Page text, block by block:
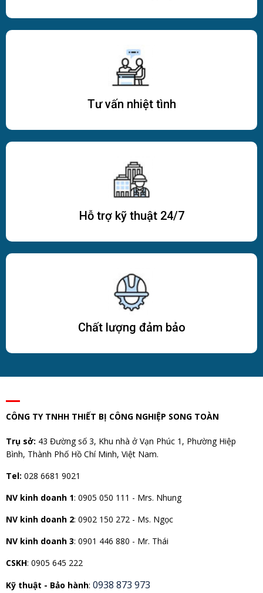
Tư vấn nhiệt tình
Hỗ trợ kỹ thuật 24/7
Chất lượng đảm bảo
CÔNG TY TNHH THIẾT BỊ CÔNG NGHIỆP SONG TOÀN
Trụ sở: 43 Đường số 3, Khu nhà ở Vạn Phúc 1, Phường Hiệp
Bình, Thành Phố Hồ Chí Minh, Việt Nam.
Tel: 028 6681 9021
NV kinh doanh 1: 0905 050 111 - Mrs. Nhung
NV kinh doanh 2: 0902 150 272 - Ms. Ngọc
NV kinh doanh 3: 0901 446 880 - Mr. Thái
CSKH: 0905 645 222
Kỹ thuật - Bảo hành: 0938 873 973